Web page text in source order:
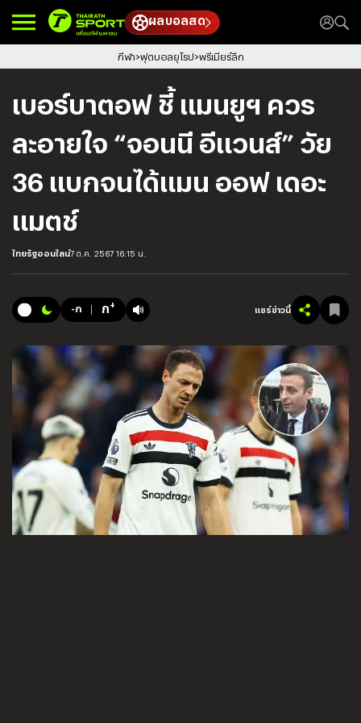
ผลบอลสด
กีฬา ฟุตบอลยุโรป พรีเมียร์ลีก
เบอร์บาตอฟ ชี้ แมนยูฯ ควร
ละอายใจ “จอนนี อีแวนส์” วัย
36 แบกจนได้แมน ออฟ เดอะ
แมตช์
ไทยรัฐออนไลน์7 ต.ค. 2567 16:15 น.
-ก ก+ แชร์ข่าวนี้